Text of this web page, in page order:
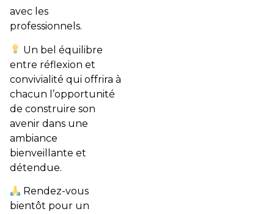
avec les
professionnels.
Un bel équilibre
entre réflexion et
convivialité qui offrira à
chacun l’opportunité
de construire son
avenir dans une
ambiance
bienveillante et
détendue.
Rendez-vous
bientôt pour un